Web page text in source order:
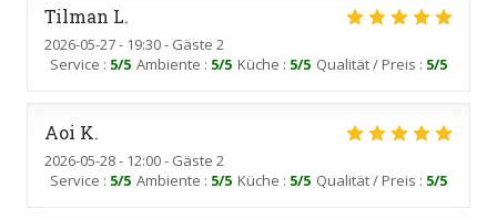
Tilman L
2026-05-27- 19:30 - Gäste 2
Service : 5/5 Ambiente : 5/5 Küche : 5/5 Qualität / Preis : 5/5
Aoi K
2026-05-28- 12:00 - Gäste 2
Service : 5/5 Ambiente : 5/5 Küche : 5/5 Qualität / Preis : 5/5